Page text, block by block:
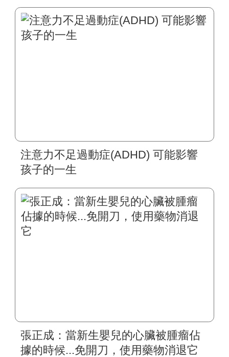
力是徵兆
注意力不足過動症(ADHD) 可能影響
孩子的一生
張正成：當新生嬰兒的心臟被腫瘤佔
據的時候...免開刀，使用藥物消退它